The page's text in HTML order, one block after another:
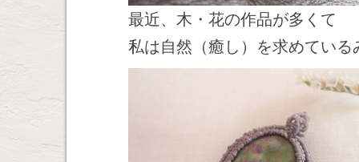
最近、木・花の作品が多くて
私は自然（癒し）を求めている